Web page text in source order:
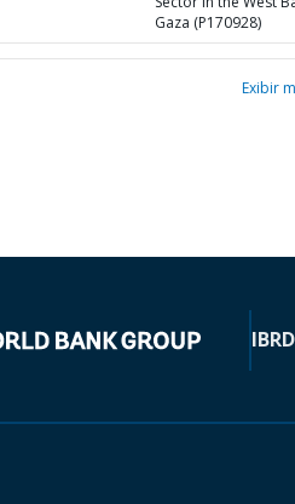
Gaza (P170928)
Exibir
IBRD